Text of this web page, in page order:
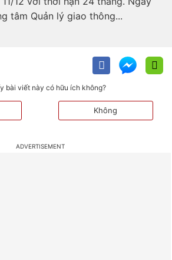
tâm Quản lý giao thông...
bài viết này có hữu ích không?
Không